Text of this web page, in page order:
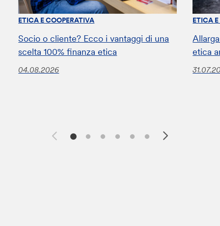
ETICA E COOPERATIVA
Socio o cliente? Ecco i vantaggi di una
scelta 100% finanza etica
04.08.2026
ETICA
etica